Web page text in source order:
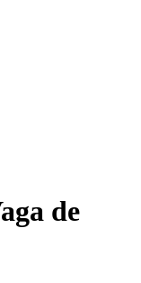
de